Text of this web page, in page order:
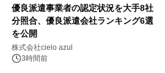
優良派遣事業者の認定状況を大手8社
分照合、優良派遣会社ランキング6選
を公開
株式会社cielo azul
3時間前